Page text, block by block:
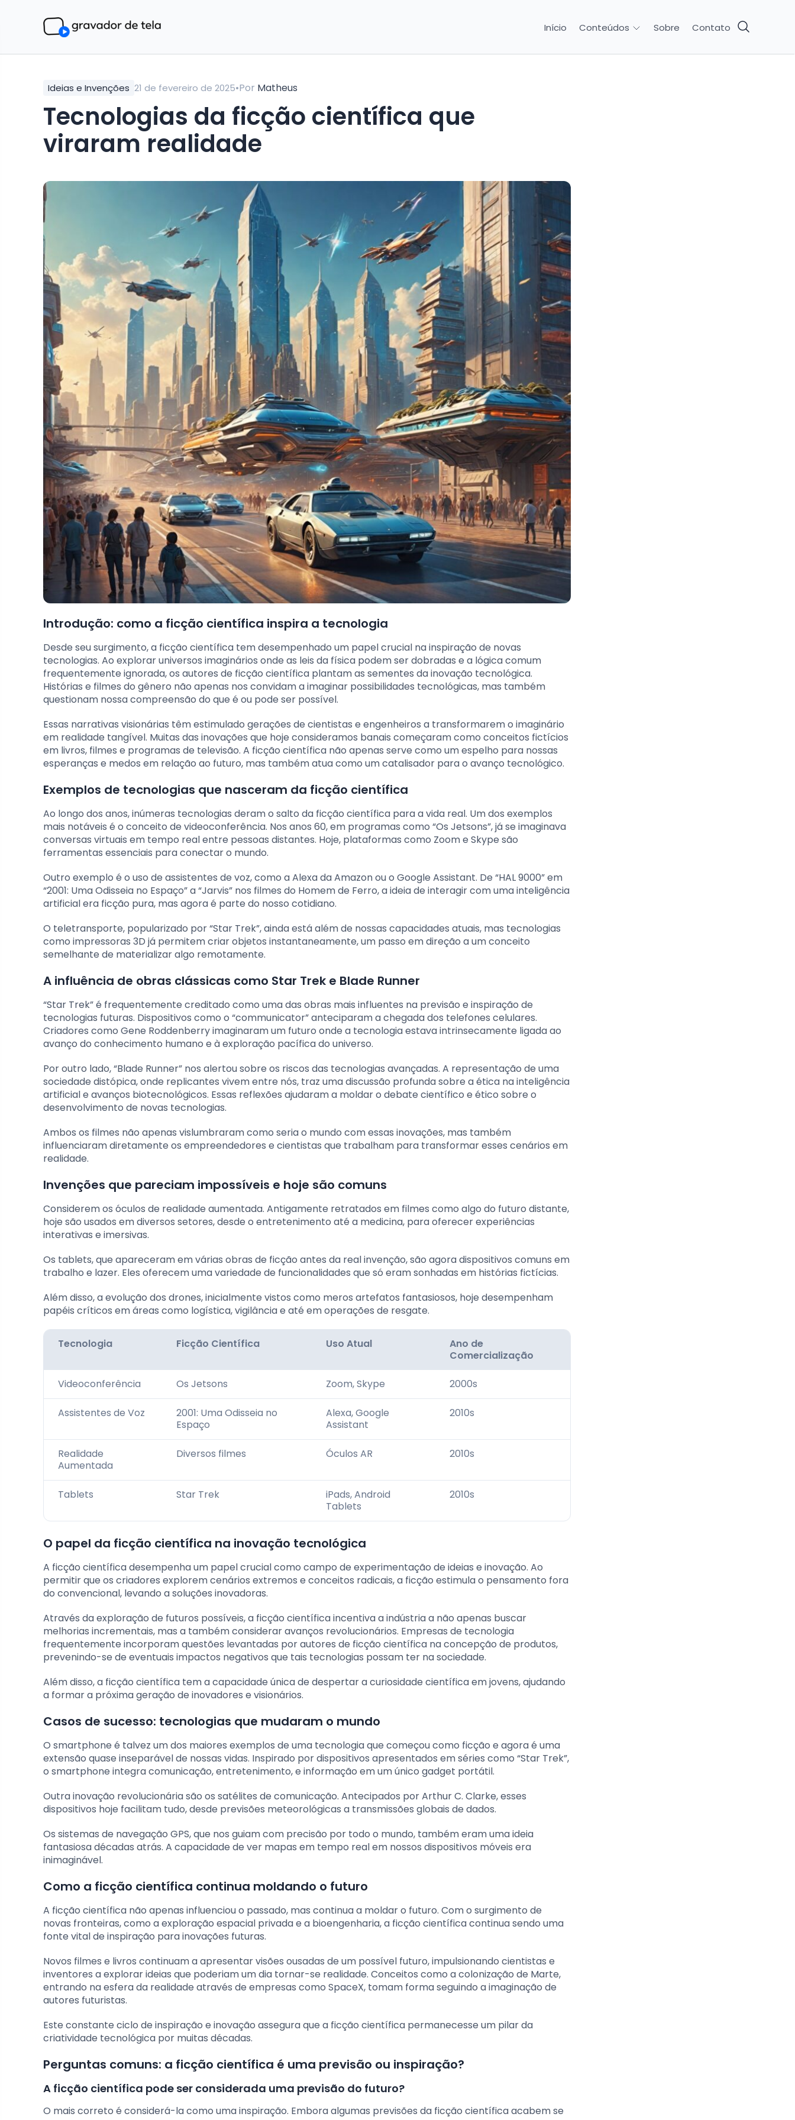
Início Conteúdos Sobre Contato
Ideias e Invenções 21 de fevereiro de 2025•Por Matheus
Tecnologias da ficção científica que
viraram realidade
Introdução: como a ficção científica inspira a tecnologia
Desde seu surgimento, a ficção científica tem desempenhado um papel crucial na inspiração de novas
tecnologias. Ao explorar universos imaginários onde as leis da física podem ser dobradas e a lógica comum
frequentemente ignorada, os autores de ficção científica plantam as sementes da inovação tecnológica.
Histórias e filmes do gênero não apenas nos convidam a imaginar possibilidades tecnológicas, mas também
questionam nossa compreensão do que é ou pode ser possível.
Essas narrativas visionárias têm estimulado gerações de cientistas e engenheiros a transformarem o imaginário
em realidade tangível. Muitas das inovações que hoje consideramos banais começaram como conceitos fictícios
em livros, filmes e programas de televisão. A ficção científica não apenas serve como um espelho para nossas
esperanças e medos em relação ao futuro, mas também atua como um catalisador para o avanço tecnológico.
Exemplos de tecnologias que nasceram da ficção científica
Ao longo dos anos, inúmeras tecnologias deram o salto da ficção científica para a vida real. Um dos exemplos
mais notáveis é o conceito de videoconferência. Nos anos 60, em programas como “Os Jetsons”, já se imaginava
conversas virtuais em tempo real entre pessoas distantes. Hoje, plataformas como Zoom e Skype são
ferramentas essenciais para conectar o mundo.
Outro exemplo é o uso de assistentes de voz, como a Alexa da Amazon ou o Google Assistant. De “HAL 9000” em
“2001: Uma Odisseia no Espaço” a “Jarvis” nos filmes do Homem de Ferro, a ideia de interagir com uma inteligência
artificial era ficção pura, mas agora é parte do nosso cotidiano.
O teletransporte, popularizado por “Star Trek”, ainda está além de nossas capacidades atuais, mas tecnologias
como impressoras 3D já permitem criar objetos instantaneamente, um passo em direção a um conceito
semelhante de materializar algo remotamente.
A influência de obras clássicas como Star Trek e Blade Runner
“Star Trek” é frequentemente creditado como uma das obras mais influentes na previsão e inspiração de
tecnologias futuras. Dispositivos como o “communicator” anteciparam a chegada dos telefones celulares.
Criadores como Gene Roddenberry imaginaram um futuro onde a tecnologia estava intrinsecamente ligada ao
avanço do conhecimento humano e à exploração pacífica do universo.
Por outro lado, “Blade Runner” nos alertou sobre os riscos das tecnologias avançadas. A representação de uma
sociedade distópica, onde replicantes vivem entre nós, traz uma discussão profunda sobre a ética na inteligência
artificial e avanços biotecnológicos. Essas reflexões ajudaram a moldar o debate científico e ético sobre o
desenvolvimento de novas tecnologias.
Ambos os filmes não apenas vislumbraram como seria o mundo com essas inovações, mas também
influenciaram diretamente os empreendedores e cientistas que trabalham para transformar esses cenários em
realidade.
Invenções que pareciam impossíveis e hoje são comuns
Considerem os óculos de realidade aumentada. Antigamente retratados em filmes como algo do futuro distante,
hoje são usados em diversos setores, desde o entretenimento até a medicina, para oferecer experiências
interativas e imersivas.
Os tablets, que apareceram em várias obras de ficção antes da real invenção, são agora dispositivos comuns em
trabalho e lazer. Eles oferecem uma variedade de funcionalidades que só eram sonhadas em histórias fictícias.
Além disso, a evolução dos drones, inicialmente vistos como meros artefatos fantasiosos, hoje desempenham
papéis críticos em áreas como logística, vigilância e até em operações de resgate.
Tecnologia Ficção Científica Uso Atual
Ano de
Comercialização
Videoconferência Os Jetsons Zoom, Skype 2000s
Assistentes de Voz
2001: Uma Odisseia no
Espaço
Alexa, Google
Assistant
2010s
Realidade
Aumentada
Diversos filmes Óculos AR 2010s
Tablets Star Trek
iPads, Android
Tablets
2010s
O papel da ficção científica na inovação tecnológica
A ficção científica desempenha um papel crucial como campo de experimentação de ideias e inovação. Ao
permitir que os criadores explorem cenários extremos e conceitos radicais, a ficção estimula o pensamento fora
do convencional, levando a soluções inovadoras.
Através da exploração de futuros possíveis, a ficção científica incentiva a indústria a não apenas buscar
melhorias incrementais, mas a também considerar avanços revolucionários. Empresas de tecnologia
frequentemente incorporam questões levantadas por autores de ficção científica na concepção de produtos,
prevenindo-se de eventuais impactos negativos que tais tecnologias possam ter na sociedade.
Além disso, a ficção científica tem a capacidade única de despertar a curiosidade científica em jovens, ajudando
a formar a próxima geração de inovadores e visionários.
Casos de sucesso: tecnologias que mudaram o mundo
O smartphone é talvez um dos maiores exemplos de uma tecnologia que começou como ficção e agora é uma
extensão quase inseparável de nossas vidas. Inspirado por dispositivos apresentados em séries como “Star Trek”,
o smartphone integra comunicação, entretenimento, e informação em um único gadget portátil.
Outra inovação revolucionária são os satélites de comunicação. Antecipados por Arthur C. Clarke, esses
dispositivos hoje facilitam tudo, desde previsões meteorológicas a transmissões globais de dados.
Os sistemas de navegação GPS, que nos guiam com precisão por todo o mundo, também eram uma ideia
fantasiosa décadas atrás. A capacidade de ver mapas em tempo real em nossos dispositivos móveis era
inimaginável.
Como a ficção científica continua moldando o futuro
A ficção científica não apenas influenciou o passado, mas continua a moldar o futuro. Com o surgimento de
novas fronteiras, como a exploração espacial privada e a bioengenharia, a ficção científica continua sendo uma
fonte vital de inspiração para inovações futuras.
Novos filmes e livros continuam a apresentar visões ousadas de um possível futuro, impulsionando cientistas e
inventores a explorar ideias que poderiam um dia tornar-se realidade. Conceitos como a colonização de Marte,
entrando na esfera da realidade através de empresas como SpaceX, tomam forma seguindo a imaginação de
autores futuristas.
Este constante ciclo de inspiração e inovação assegura que a ficção científica permanecesse um pilar da
criatividade tecnológica por muitas décadas.
Perguntas comuns: a ficção científica é uma previsão ou inspiração?
A ficção científica pode ser considerada uma previsão do futuro?
O mais correto é considerá-la como uma inspiração. Embora algumas previsões da ficção científica acabem se